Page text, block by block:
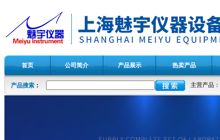
首页 公司简介 产品展示 热卖产品
产品搜索： 主营产品：